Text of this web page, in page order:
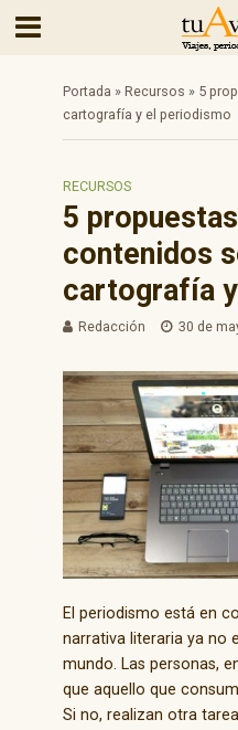
Portada » Recursos » 5
cartografía y el periodismo
RECURSOS
5
contenidos
cartografía
Redacción 30 de
El periodismo está en
narrativa literaria ya no
mundo. Las personas,
que aquello que
Si no, realizan otra